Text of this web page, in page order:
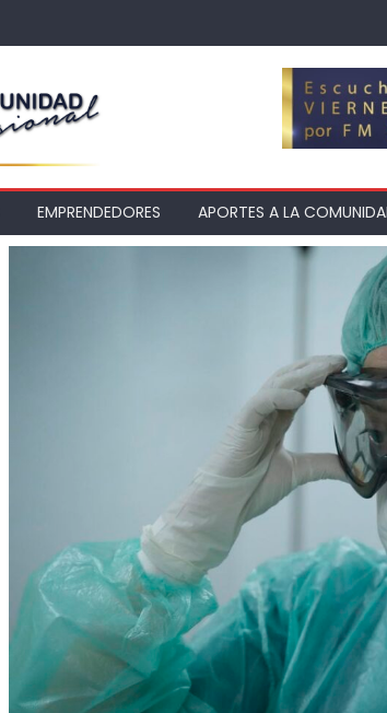
EMPRENDEDORES APORTES A LA